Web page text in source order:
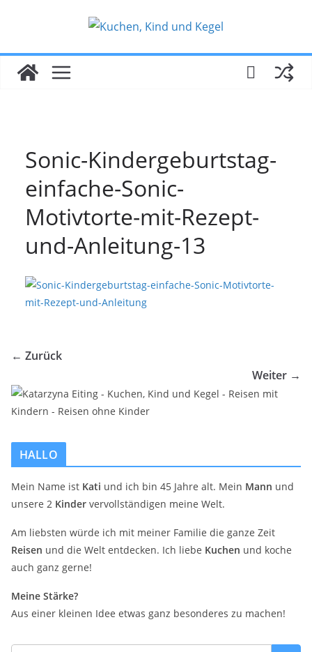
Sonic-Kindergeburtstag-
einfache-Sonic-
Motivtorte-mit-Rezept-
und-Anleitung-13
← Zurück
Weiter →
HALLO
Mein Name ist Kati und ich bin 45 Jahre alt. Mein Mann und
unsere 2 Kinder vervollständigen meine Welt.
Am liebsten würde ich mit meiner Familie die ganze Zeit
Reisen und die Welt entdecken. Ich liebe Kuchen und koche
auch ganz gerne!
Meine Stärke?
Aus einer kleinen Idee etwas ganz besonderes zu machen!